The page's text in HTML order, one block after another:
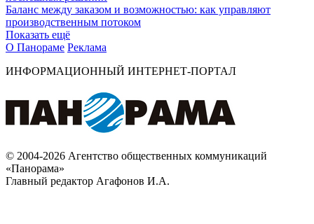
Баланс между заказом и возможностью: как управляют
производственным потоком
Показать ещё
О Панораме Реклама
ИНФОРМАЦИОННЫЙ ИНТЕРНЕТ-ПОРТАЛ
© 2004-2026 Агентство общественных коммуникаций
«Панорама»
Главный редактор Агафонов И.А.